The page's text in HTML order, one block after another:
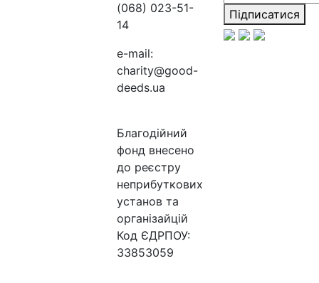
(068) 023-51-
14
e-mail:
charity@good-
deeds.ua
Благодійний
фонд внесено
до реєстру
неприбуткових
установ та
організайцій
Код ЄДРПОУ:
33853059
Підписатися